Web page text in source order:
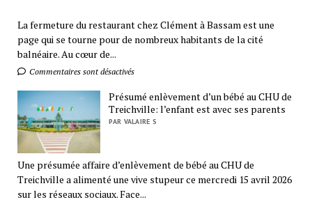
La fermeture du restaurant chez Clément à Bassam est une
page qui se tourne pour de nombreux habitants de la cité
balnéaire. Au cœur de...
Commentaires sont désactivés
Présumé enlèvement d’un bébé au CHU de
Treichville: l’enfant est avec ses parents
PAR VALAIRE S
Une présumée affaire d’enlèvement de bébé au CHU de
Treichville a alimenté une vive stupeur ce mercredi 15 avril 2026
sur les réseaux sociaux. Face...